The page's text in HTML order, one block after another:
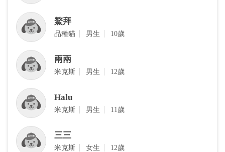
鰲拜
品種貓 男生 10歲
兩兩
米克斯 男生 12歲
Halu
‎米克斯 男生 11歲
三三
米克斯 女生 12歲